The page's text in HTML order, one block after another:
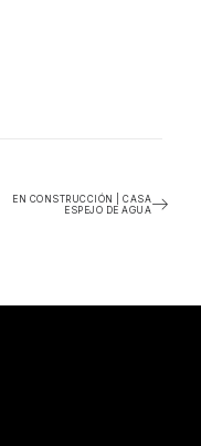
EN CONSTRUCCIÓN | CASA
ESPEJO DE AGUA